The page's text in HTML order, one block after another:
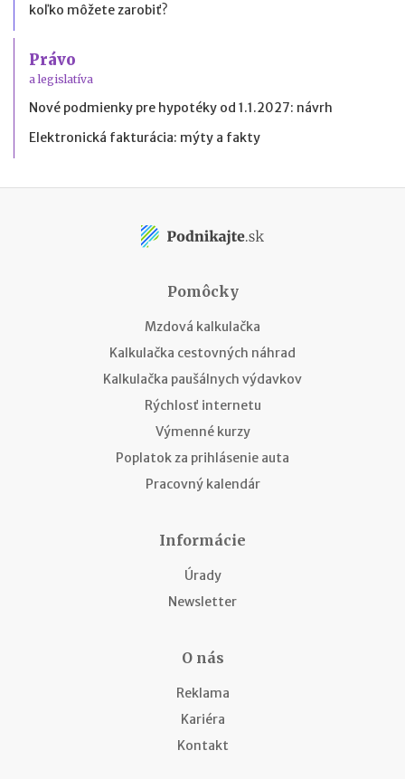
koľko môžete zarobiť?
Právo
a legislatíva
Nové podmienky pre hypotéky od 1.1.2027: návrh
Elektronická fakturácia: mýty a fakty
Pomôcky
Mzdová kalkulačka
Kalkulačka cestovných náhrad
Kalkulačka paušálnych výdavkov
Rýchlosť internetu
Výmenné kurzy
Poplatok za prihlásenie auta
Pracovný kalendár
Informácie
Úrady
Newsletter
O nás
Reklama
Kariéra
Kontakt